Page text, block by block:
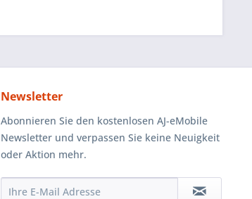
Newsletter
Abonnieren Sie den kostenlosen AJ-eMobile
Newsletter und verpassen Sie keine Neuigkeit
oder Aktion mehr.